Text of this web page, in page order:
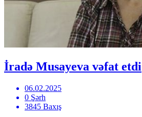
İradə Musayeva vəfat etdi
06.02.2025
0 Şərh
3845 Baxış